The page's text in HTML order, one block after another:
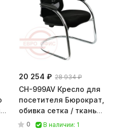
20 254 ₽ 28 934 ₽
CH-999AV Кресло для
посетителя Бюрократ,
обивка сетка / ткань
(Чёрный)
0
В наличии: 1